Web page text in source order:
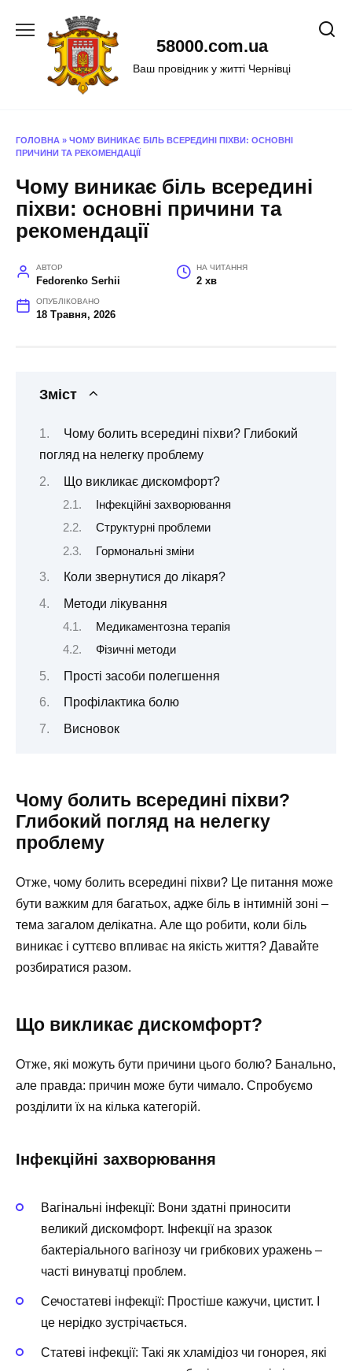
58000.com.ua
Ваш провідник у житті Чернівці
ГОЛОВНА » ЧОМУ ВИНИКАЄ БІЛЬ ВСЕРЕДИНІ ПІХВИ: ОСНОВНІ
ПРИЧИНИ ТА РЕКОМЕНДАЦІЇ
Чому виникає біль всередині
піхви: основні причини та
рекомендації
АВТОР
Fedorenko Serhii
НА ЧИТАННЯ
2 хв
ОПУБЛІКОВАНО
18 Травня, 2026
Зміст
Чому болить всередині піхви? Глибокий
погляд на нелегку проблему
Що викликає дискомфорт?
Інфекційні захворювання
Структурні проблеми
Гормональні зміни
Коли звернутися до лікаря?
Методи лікування
Медикаментозна терапія
Фізичні методи
Прості засоби полегшення
Профілактика болю
Висновок
Чому болить всередині піхви?
Глибокий погляд на нелегку
проблему
Отже, чому болить всередині піхви? Це питання може
бути важким для багатьох, адже біль в інтимній зоні –
тема загалом делікатна. Але що робити, коли біль
виникає і суттєво впливає на якість життя? Давайте
розбиратися разом.
Що викликає дискомфорт?
Отже, які можуть бути причини цього болю? Банально,
але правда: причин може бути чимало. Спробуємо
розділити їх на кілька категорій.
Інфекційні захворювання
Вагінальні інфекції: Вони здатні приносити
великий дискомфорт. Інфекції на зразок
бактеріального вагінозу чи грибкових уражень –
часті винуватці проблем.
Сечостатеві інфекції: Простіше кажучи, цистит. І
це нерідко зустрічається.
Статеві інфекції: Такі як хламідіоз чи гонорея, які